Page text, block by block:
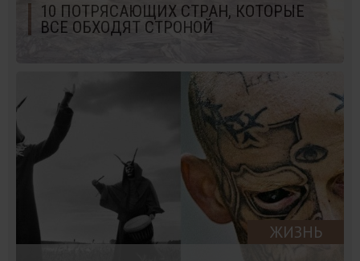
10 ПОТРЯСАЮЩИХ СТРАН, КОТОРЫЕ
ВСЕ ОБХОДЯТ СТРОНОЙ
ЖИЗНЬ